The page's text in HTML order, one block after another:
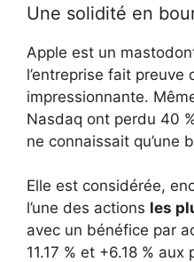
Une solidité en
Apple est un
l’entreprise fait preuve
impressionnante.
Nasdaq ont perdu 40
ne connaissait qu’une
Elle est considérée,
l’une des actions les
avec un bénéfice par
11.17 % et +6.18 %